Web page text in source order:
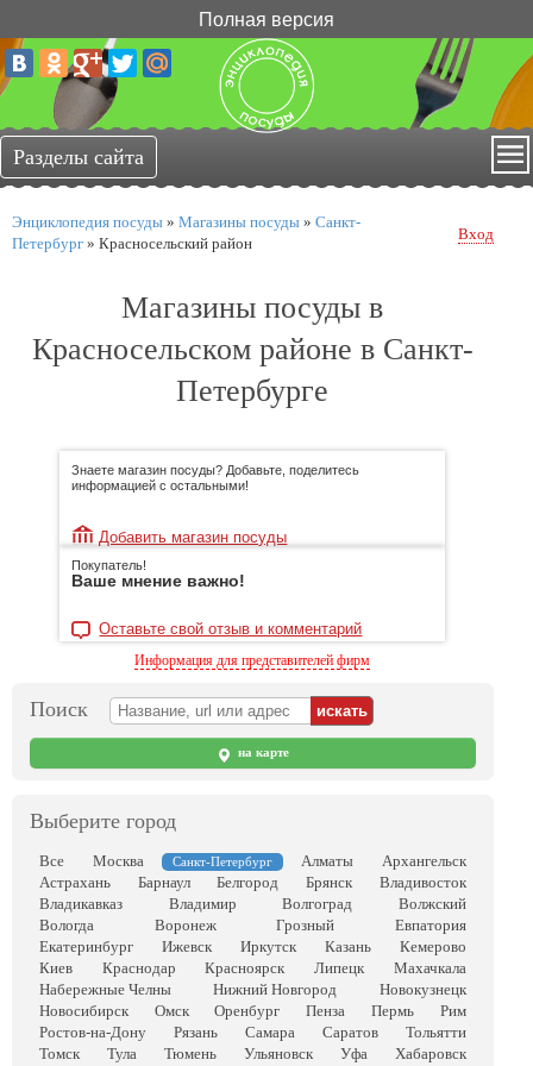
Полная версия
Энциклопедия посуды » Магазины посуды » Санкт-
Петербург » Красносельский район
Вход
Магазины посуды в
Красносельском районе в Санкт-
Петербурге
Знаете магазин посуды? Добавьте, поделитесь
информацией с остальными!
Добавить магазин посуды
Покупатель!
Ваше мнение важно!
Оставьте свой отзыв и комментарий
Информация для представителей фирм
Поиск
на карте
Выберите город
Все Москва Санкт-Петербург Алматы
Архангельск
Астрахань
Барнаул Белгород Брянск
Владивосток
Владикавказ
Владимир Волгоград
Волжский
Вологда
Воронеж Грозный
Евпатория
Екатеринбург
Ижевск Иркутск Казань
Кемерово
Киев
Краснодар Красноярск Липецк
Махачкала
Набережные Челны
Нижний Новгород
Новокузнецк
Новосибирск
Омск Оренбург Пенза Пермь
Рим
Ростов-на-Дону
Рязань Самара Саратов
Тольятти
Томск
Тула Тюмень Ульяновск Уфа Хабаровск